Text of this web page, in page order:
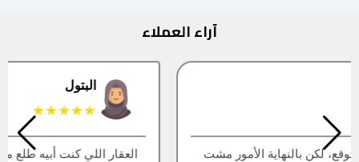
آراء العملاء
العقار اللي كنت أبيه طلع مباع، أتمنى التحديث يكون أسرع